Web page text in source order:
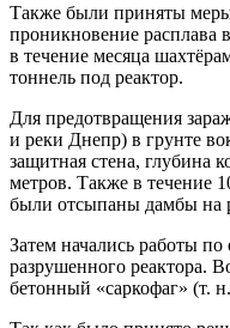
Также были приняты меры
проникновение расплава
в течение месяца
тоннель под реактор.
Для предотвращения
и реки Днепр) в грунте
защитная стена, глубина
метров. Также в течение
были отсыпаны дамбы на
Затем начались работы
разрушенного реактора.
бетонный «саркофаг» (т.